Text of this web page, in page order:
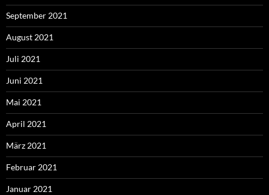
September 2021
August 2021
Juli 2021
Juni 2021
Mai 2021
April 2021
März 2021
Februar 2021
Januar 2021